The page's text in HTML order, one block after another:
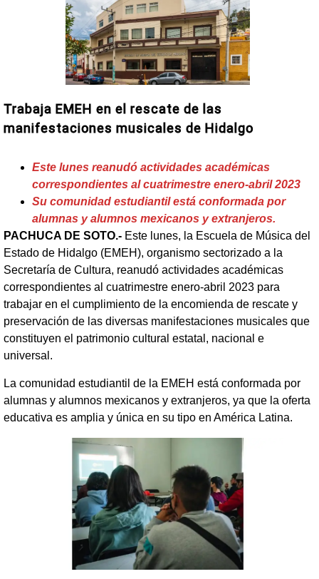
Trabaja EMEH en el rescate de las
manifestaciones musicales de Hidalgo
Este lunes reanudó actividades académicas
correspondientes al cuatrimestre enero-abril 2023
Su comunidad estudiantil está conformada por
alumnas y alumnos mexicanos y extranjeros.
PACHUCA DE SOTO.- Este lunes, la Escuela de Música del
Estado de Hidalgo (EMEH), organismo sectorizado a la
Secretaría de Cultura, reanudó actividades académicas
correspondientes al cuatrimestre enero-abril 2023 para
trabajar en el cumplimiento de la encomienda de rescate y
preservación de las diversas manifestaciones musicales que
constituyen el patrimonio cultural estatal, nacional e
universal.
La comunidad estudiantil de la EMEH está conformada por
alumnas y alumnos mexicanos y extranjeros, ya que la oferta
educativa es amplia y única en su tipo en América Latina.